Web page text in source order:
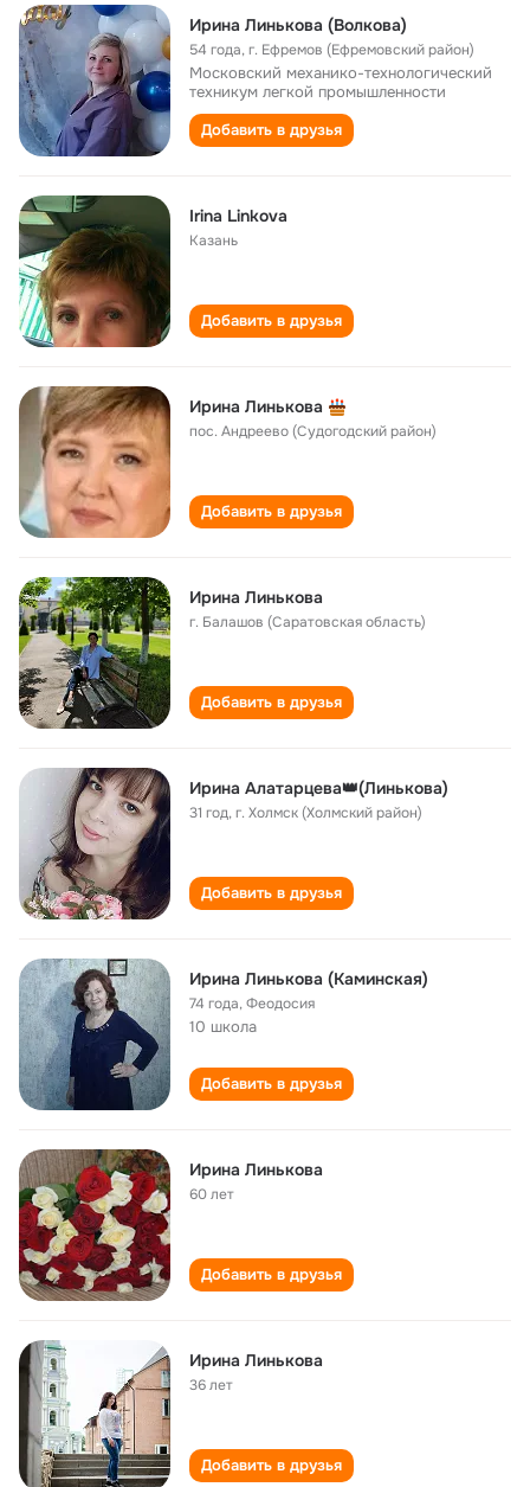
Ирина Линькова (Волкова)
54 года,г. Ефремов (Ефремовский район)
Московский механико-технологический
техникум легкой промышленности
Добавить в друзья
Irina Linkova
Казань
Добавить в друзья
Ирина Линькова
пос. Андреево (Судогодский район)
Добавить в друзья
Ирина Линькова
г. Балашов (Саратовская область)
Добавить в друзья
Ирина Алатарцева👑(Линькова)
31 год,г. Холмск (Холмский район)
Добавить в друзья
Ирина Линькова (Каминская)
74 года,Феодосия
10 школа
Добавить в друзья
Ирина Линькова
60 лет
Добавить в друзья
Ирина Линькова
36 лет
Добавить в друзья